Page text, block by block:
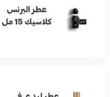
عطر البرنس
كلاسيك 15 مل